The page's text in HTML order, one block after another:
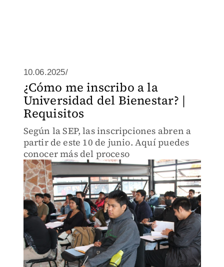
10.06.2025/
¿Cómo me inscribo a la
Universidad del Bienestar? |
Requisitos
Según la SEP, las inscripciones abren a
partir de este 10 de junio. Aquí puedes
conocer más del proceso